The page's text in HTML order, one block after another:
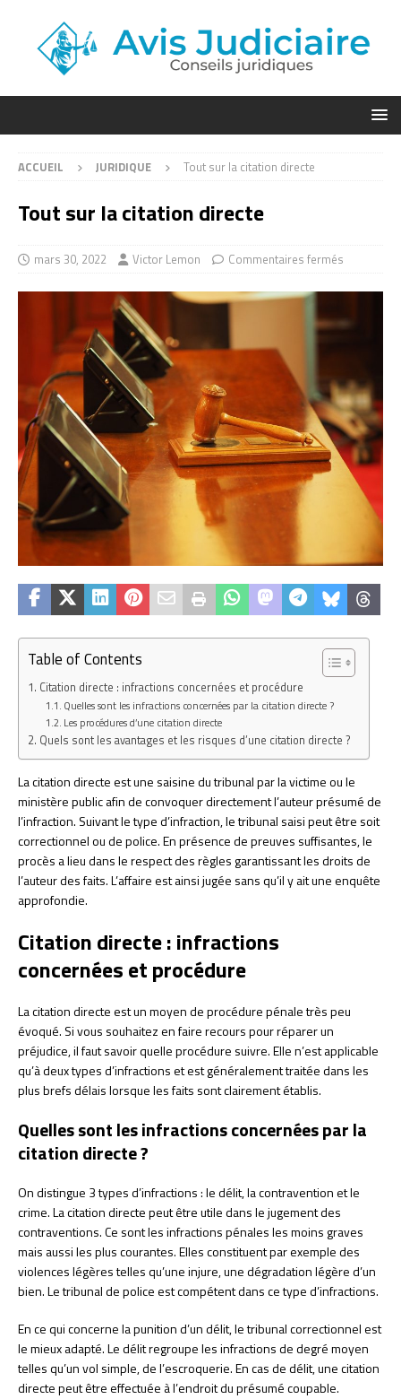
ACCUEIL JURIDIQUE Tout sur la citation directe
Tout sur la citation directe
mars 30, 2022 Victor Lemon Commentaires fermés
Table of Contents
Citation directe : infractions concernées et procédure
Quelles sont les infractions concernées par la citation directe ?
Les procédures d’une citation directe
Quels sont les avantages et les risques d’une citation directe ?
La citation directe est une saisine du tribunal par la victime ou le
ministère public afin de convoquer directement l’auteur présumé de
l’infraction. Suivant le type d’infraction, le tribunal saisi peut être soit
correctionnel ou de police. En présence de preuves suffisantes, le
procès a lieu dans le respect des règles garantissant les droits de
l’auteur des faits. L’affaire est ainsi jugée sans qu’il y ait une enquête
approfondie.
Citation directe : infractions
concernées et procédure
La citation directe est un moyen de procédure pénale très peu
évoqué. Si vous souhaitez en faire recours pour réparer un
préjudice, il faut savoir quelle procédure suivre. Elle n’est applicable
qu’à deux types d’infractions et est généralement traitée dans les
plus brefs délais lorsque les faits sont clairement établis.
Quelles sont les infractions concernées par la
citation directe ?
On distingue 3 types d’infractions : le délit, la contravention et le
crime. La citation directe peut être utile dans le jugement des
contraventions. Ce sont les infractions pénales les moins graves
mais aussi les plus courantes. Elles constituent par exemple des
violences légères telles qu’une injure, une dégradation légère d’un
bien. Le tribunal de police est compétent dans ce type d’infractions.
En ce qui concerne la punition d’un délit, le tribunal correctionnel est
le mieux adapté. Le délit regroupe les infractions de degré moyen
telles qu’un vol simple, de l’escroquerie. En cas de délit, une citation
directe peut être effectuée à l’endroit du présumé coupable.